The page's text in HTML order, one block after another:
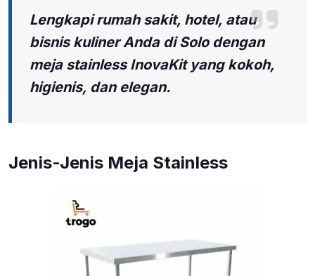
Lengkapi rumah sakit, hotel, atau
bisnis kuliner Anda di Solo dengan
meja stainless InovaKit yang kokoh,
higienis, dan elegan.
Jenis-Jenis Meja Stainless